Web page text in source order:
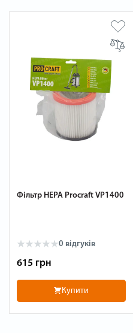
Фільтр HEPA Procraft VP1400
0 відгуків
615 грн
Купити